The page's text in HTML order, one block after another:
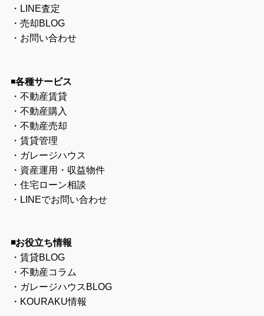
・ LINE査定
・ 売却BLOG
・ お問い合わせ
◾️各種サービス
・ 不動産賃貸
・ 不動産購入
・ 不動産売却
・ 賃貸管理
・ ガレージハウス
・ 資産運用・収益物件
・ 住宅ローン相談
・ LINEでお問い合わせ
◾️お役立ち情報
・ 賃貸BLOG
・ 不動産コラム
・ ガレージハウスBLOG
・ KOURAKU情報